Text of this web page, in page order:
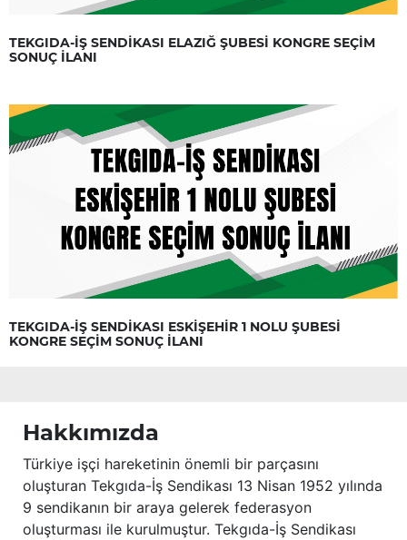
TEKGIDA-İŞ SENDİKASI ELAZIĞ ŞUBESİ KONGRE SEÇİM
SONUÇ İLANI
TEKGIDA-İŞ SENDİKASI ESKİŞEHİR 1 NOLU ŞUBESİ
KONGRE SEÇİM SONUÇ İLANI
Hakkımızda
Türkiye işçi hareketinin önemli bir parçasını
oluşturan Tekgıda-İş Sendikası 13 Nisan 1952 yılında
9 sendikanın bir araya gelerek federasyon
oluşturması ile kurulmuştur. Tekgıda-İş Sendikası